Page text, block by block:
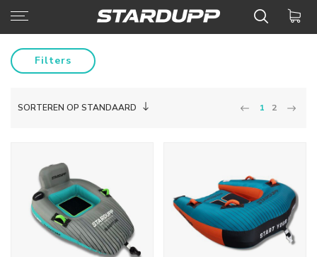
Filters
SORTEREN OP STANDAARD 1 2